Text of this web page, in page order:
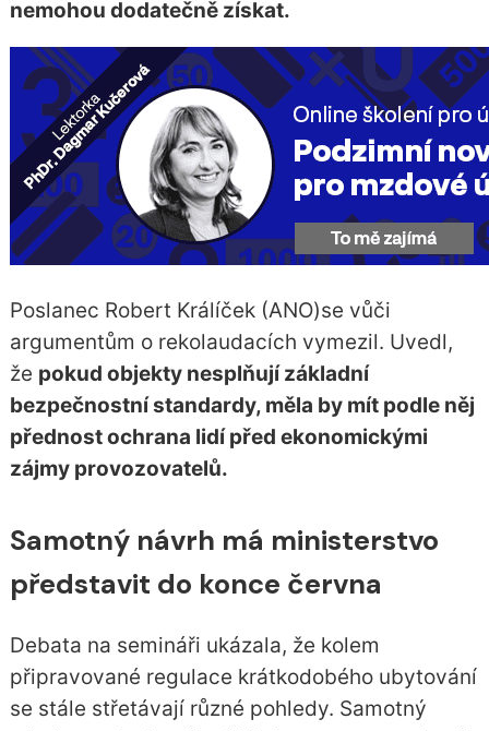
nemohou dodatečně získat.
Poslanec Robert Králíček (ANO)se vůči
argumentům o rekolaudacích vymezil. Uvedl,
že pokud objekty nesplňují základní
bezpečnostní standardy, měla by mít podle něj
přednost ochrana lidí před ekonomickými
zájmy provozovatelů.
Samotný návrh má ministerstvo
představit do konce června
Debata na semináři ukázala, že kolem
připravované regulace krátkodobého ubytování
se stále střetávají různé pohledy. Samotný